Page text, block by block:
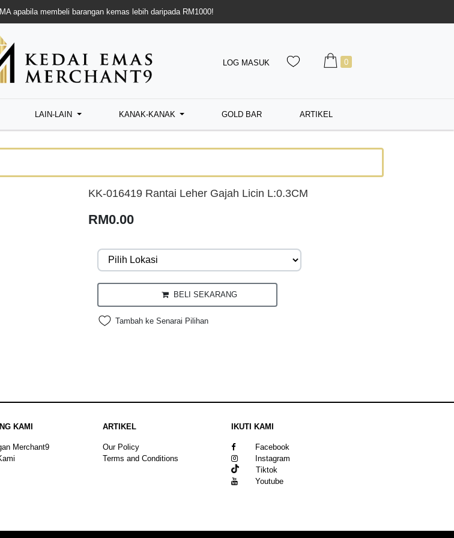
apabila membeli barangan kemas lebih daripada RM1000!
LOG MASUK 0
LAIN-LAIN KANAK-KANAK GOLD BAR ARTIKEL
KK-016419 Rantai Leher Gajah Licin L:0.3CM
RM0.00
BELI SEKARANG
Tambah ke Senarai Pilihan
KAMI
Merchant9
ARTIKEL
Our Policy
Terms and Conditions
IKUTI KAMI
Facebook
Instagram
Tiktok
Youtube